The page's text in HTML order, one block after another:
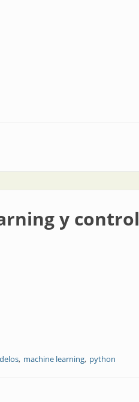
y control
machine learning python